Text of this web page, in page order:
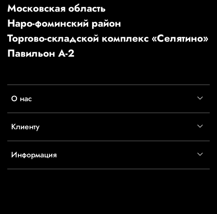
О нас
Клиенту
Информация
Московская область
Наро-фоминский район
Торгово-складской комплекс «Селятино»
Павильон А-2